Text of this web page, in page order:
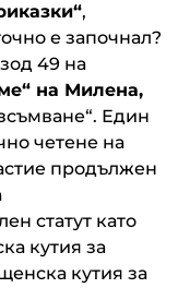
,
е започнал?
49 на
на Милена,
Един
четене на
продължен
статут като
кутия за
кутия за